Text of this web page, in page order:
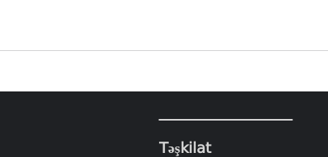
Təşkilat